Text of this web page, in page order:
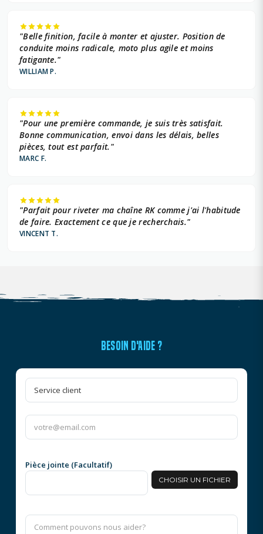
"Belle finition, facile à monter et ajuster. Position de
conduite moins radicale, moto plus agile et moins
fatigante."
WILLIAM P.
"Pour une première commande, je suis très satisfait.
Bonne communication, envoi dans les délais, belles
pièces, tout est parfait."
MARC F.
"Parfait pour riveter ma chaîne RK comme j'ai l'habitude
de faire. Exactement ce que je recherchais."
VINCENT T.
BESOIN D'AIDE ?
Pièce jointe (Facultatif)
CHOISIR UN FICHIER